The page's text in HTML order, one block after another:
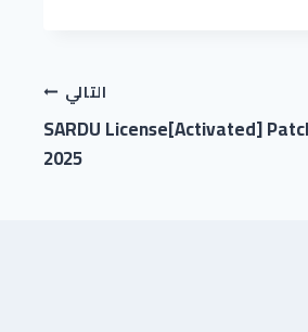
التالي
SARDU License[Activated]
2025